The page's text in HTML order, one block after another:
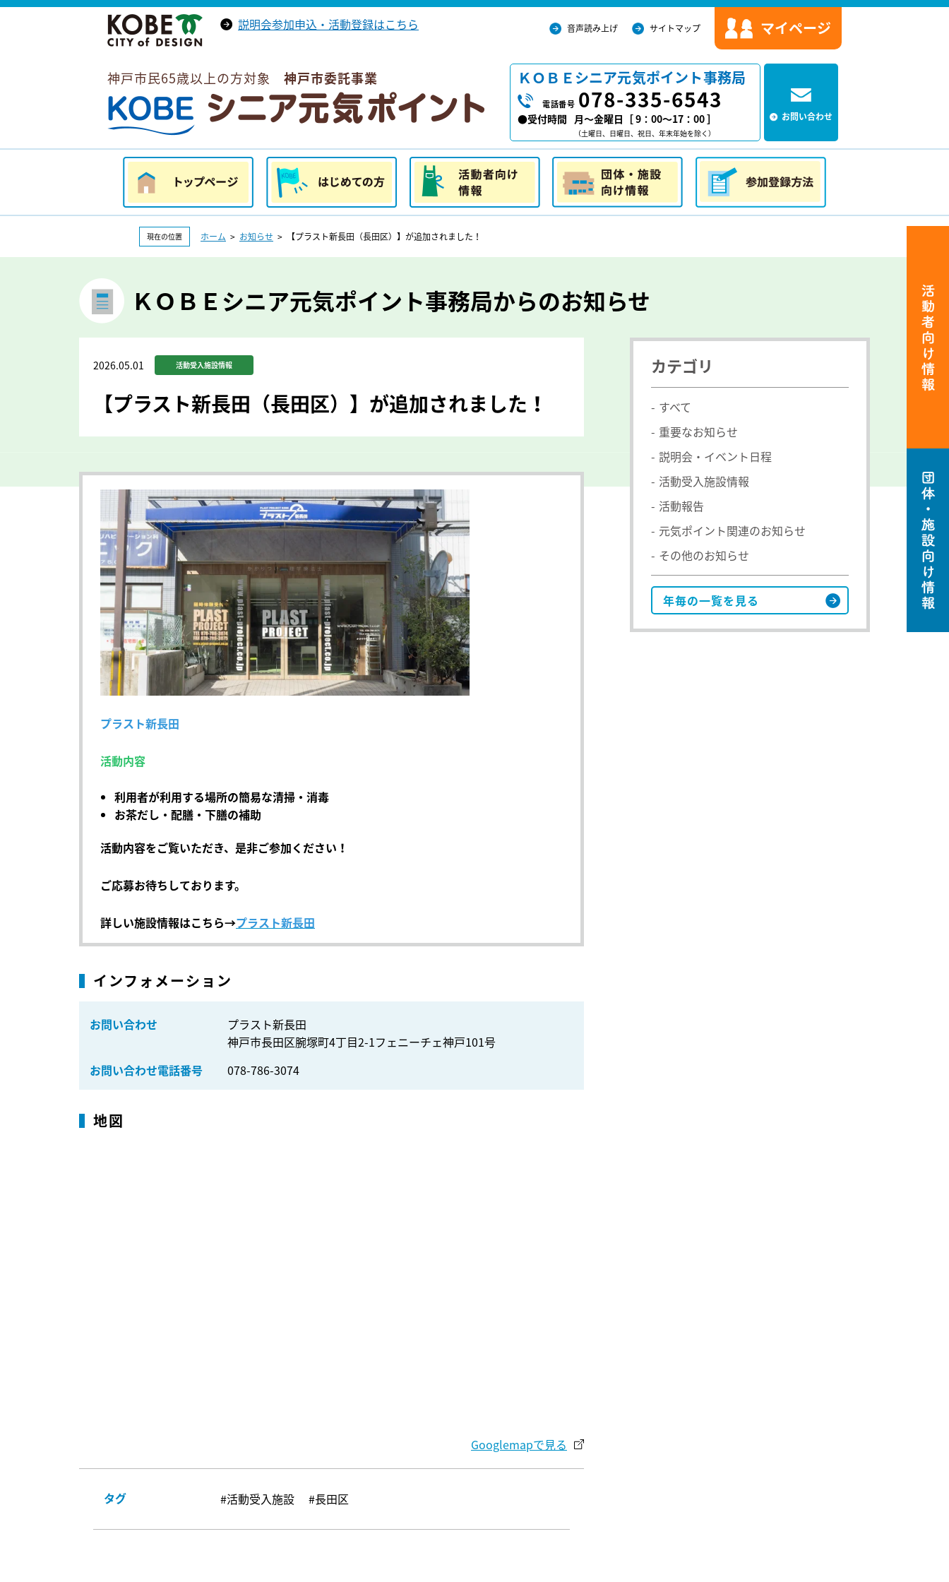
音声読み上げ サイトマップ マイページ
（外部リンク）
説明会参加申込・活動登録はこちら
神戸市民65歳以上の方対象 神戸市委託事業
ＫＯＢＥシニア元気ポイント
ＫＯＢＥシニア元気ポイント事務局
電話番号 078-335-6543
●受付時間 月～金曜日［ 9：00～17：00 ］
（土曜日、日曜日、祝日、年末年始を除く）
お問い合わせ
トップページ はじめての方 活動者向け情報 団体・施設向け情報 参加登録方法
現在の位置 ホーム > お知らせ > 【プラスト新長田（長田区）】が追加されました！
ＫＯＢＥシニア元気ポイント事務局からのお知らせ
2026.05.01 活動受入施設情報
【プラスト新長田（長田区）】が追加されました！
プラスト新長田
活動内容
利用者が利用する場所の簡易な清掃・消毒
お茶だし・配膳・下膳の補助
活動内容をご覧いただき、是非ご参加ください！
ご応募お待ちしております。
詳しい施設情報はこちら→プラスト新長田
インフォメーション
お問い合わせ
プラスト新長田
神戸市長田区腕塚町4丁目2-1フェニーチェ神戸101号
お問い合わせ電話番号
078-786-3074
地図
Googlemapで見る
タグ #活動受入施設 #長田区
カテゴリ
すべて
重要なお知らせ
説明会・イベント日程
活動受入施設情報
活動報告
元気ポイント関連のお知らせ
その他のお知らせ
向け情